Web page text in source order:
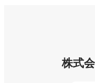
クリエイ
株式